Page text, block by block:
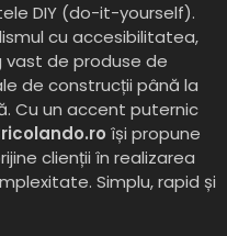
DIY (do-it-yourself).
cu accesibilitatea,
vast de produse de
de construcții până la
Cu un accent puternic
își propune
clienții în realizarea
Simplu, rapid și